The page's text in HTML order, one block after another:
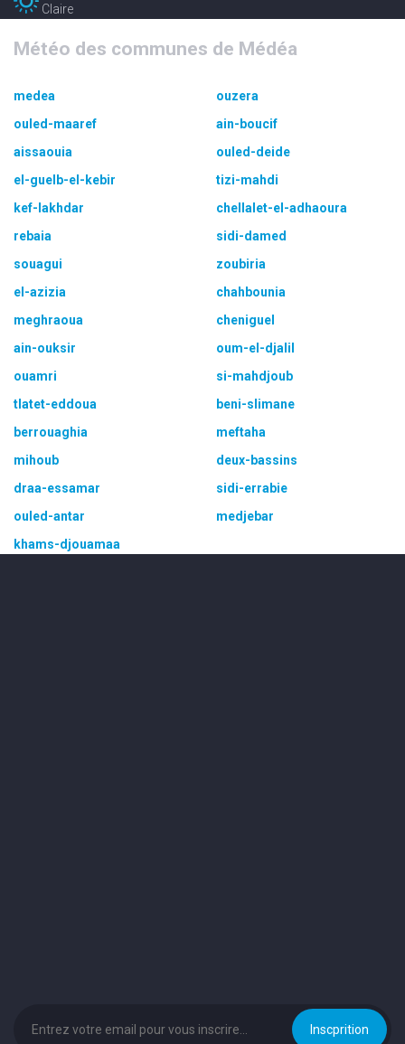
Claire
Météo des communes de Médéa
medea
ouzera
ouled-maaref
ain-boucif
aissaouia
ouled-deide
el-guelb-el-kebir
tizi-mahdi
kef-lakhdar
chellalet-el-adhaoura
rebaia
sidi-damed
souagui
zoubiria
el-azizia
chahbounia
meghraoua
cheniguel
ain-ouksir
oum-el-djalil
ouamri
si-mahdjoub
tlatet-eddoua
beni-slimane
berrouaghia
meftaha
mihoub
deux-bassins
draa-essamar
sidi-errabie
ouled-antar
medjebar
khams-djouamaa